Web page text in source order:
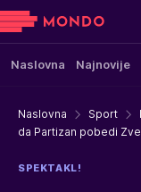
Naslovna Najnovije
Naslovna Sport
da Partizan pobedi
SPEKTAKL!